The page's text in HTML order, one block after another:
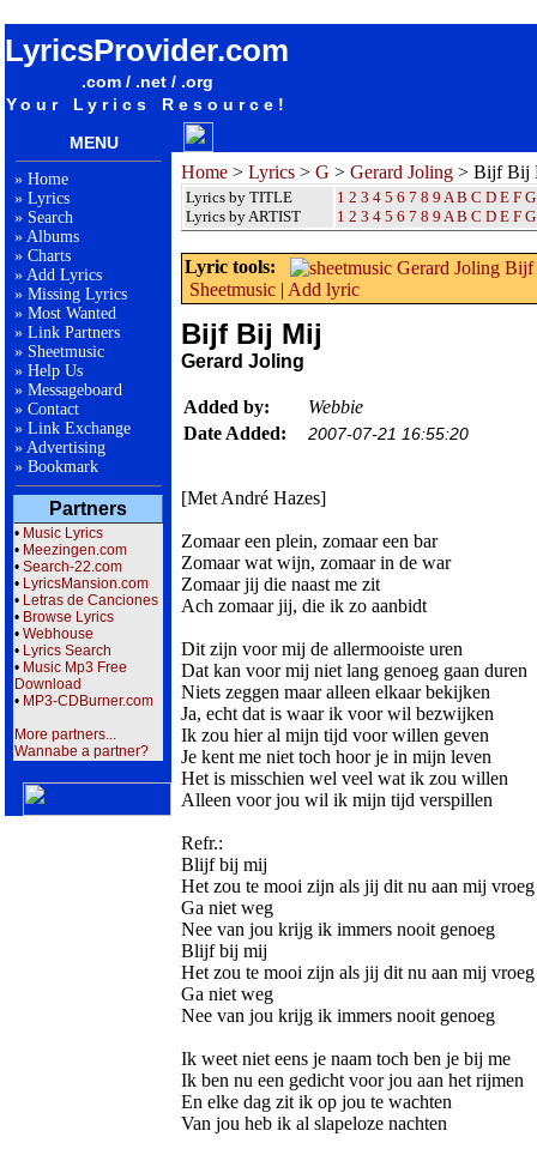
LyricsProvider.com
.com / .net / .org
Your Lyrics Resource!
MENU
» Home
» Lyrics
» Search
» Albums
» Charts
» Add Lyrics
» Missing Lyrics
» Most Wanted
» Link Partners
» Sheetmusic
» Help Us
» Messageboard
» Contact
» Link Exchange
» Advertising
» Bookmark
Partners
• Music Lyrics
• Meezingen.com
• Search-22.com
• LyricsMansion.com
• Letras de Canciones
• Browse Lyrics
• Webhouse
• Lyrics Search
• Music Mp3 Free
Download
• MP3-CDBurner.com
More partners...
Wannabe a partner?
Home > Lyrics > G > Gerard Joling > Bijf Bij
Lyrics by TITLE
Lyrics by ARTIST
1 2 3 4 5 6 7 8 9 A B C D E F G
1 2 3 4 5 6 7 8 9 A B C D E F G
Lyric tools:
Sheetmusic | Add lyric
Bijf Bij Mij
Gerard Joling
Added by:
Webbie
Date Added:
2007-07-21 16:55:20
[Met André Hazes]
Zomaar een plein, zomaar een bar
Zomaar wat wijn, zomaar in de war
Zomaar jij die naast me zit
Ach zomaar jij, die ik zo aanbidt
Dit zijn voor mij de allermooiste uren
Dat kan voor mij niet lang genoeg gaan duren
Niets zeggen maar alleen elkaar bekijken
Ja, echt dat is waar ik voor wil bezwijken
Ik zou hier al mijn tijd voor willen geven
Je kent me niet toch hoor je in mijn leven
Het is misschien wel veel wat ik zou willen
Alleen voor jou wil ik mijn tijd verspillen
Refr.:
Blijf bij mij
Het zou te mooi zijn als jij dit nu aan mij vroeg
Ga niet weg
Nee van jou krijg ik immers nooit genoeg
Blijf bij mij
Het zou te mooi zijn als jij dit nu aan mij vroeg
Ga niet weg
Nee van jou krijg ik immers nooit genoeg
Ik weet niet eens je naam toch ben je bij me
Ik ben nu een gedicht voor jou aan het rijmen
En elke dag zit ik op jou te wachten
Van jou heb ik al slapeloze nachten